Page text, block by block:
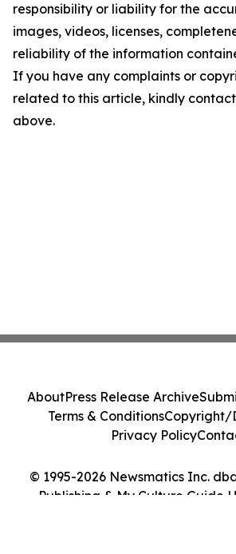
responsibility or liability for the
images, videos, licenses,
reliability of the information
If you have any complaints or
related to this article, kindly
above.
© 1995-2026 Newsmatics Inc.
Publishing & My Culture Guide
AboutPress Release Archive
Terms & ConditionsCopyright/
Privacy Policy